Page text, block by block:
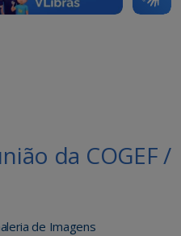
da COGEF /
de Imagens